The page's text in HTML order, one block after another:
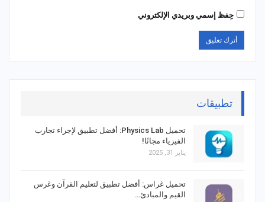
حِفظ إسمي وبريدي الإلكتروني
تطبيقات
تحميل Physics Lab: أفضل تطبيق لإجراء تجارب
الفيزياء مجانًا!
يناير 31, 2025
تحميل غراس: أفضل تطبيق لتعليم القرآن وغرس
القيم والمبادئ…